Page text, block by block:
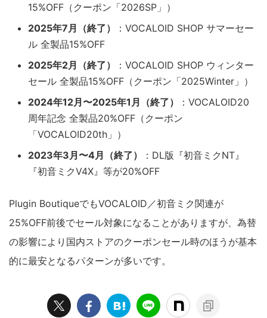
15%OFF（クーポン「2026SP」）
2025年7月（終了）
：VOCALOID SHOP サマーセー
ル 全製品15%OFF
2025年2月（終了）
：VOCALOID SHOP ウィンター
セール 全製品15%OFF（クーポン「2025Winter」）
2024年12月〜2025年1月（終了）
：VOCALOID20
周年記念 全製品20%OFF（クーポン
「VOCALOID20th」）
2023年3月〜4月（終了）
：DL版『初音ミクNT』
『初音ミクV4X』等が20%OFF
Plugin BoutiqueでもVOCALOID／初音ミク関連が
25%OFF前後でセール対象になることがありますが、為替
の影響により国内ストアのクーポンセール時のほうが基本
的に最安となるパターンが多いです。